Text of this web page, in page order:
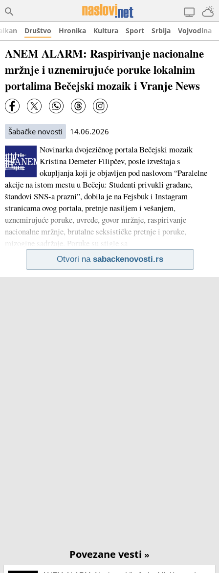
Društvo Hronika Kultura Sport Srbija Vojvodina
ANEM ALARM: Raspirivanje nacionalne
mržnje i uznemirujuće poruke lokalnim
portalima Bečejski mozaik i Vranje News
Šabačke novosti 14.06.2026
Novinarka dvojezičnog portala Bečejski mozaik
Kristina Demeter Filipčev, posle izveštaja s
okupljanja koji je objavljen pod naslovom “Paralelne
akcije na istom mestu u Bečeju: Studenti privukli građane,
štandovi SNS-a prazni”, dobila je na Fejsbuk i Instagram
stranicama ovog portala, pretnje nasiljem i vešanjem,
uznemirujuće poruke, uvrede, govor mržnje, raspirivanje
nacionalne mržnje, brutalne seksističke pretnje i poruke,
mizogine sadržaje. Poruke su stigle sa
Otvori na sabackenovosti.rs
Povezane vesti »